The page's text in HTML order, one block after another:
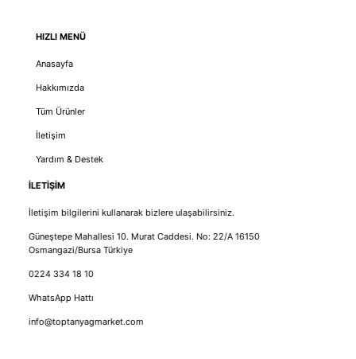
HIZLI MENÜ
Anasayfa
Hakkımızda
Tüm Ürünler
İletişim
Yardım & Destek
İLETİŞİM
İletişim bilgilerini kullanarak bizlere ulaşabilirsiniz.
Güneştepe Mahallesi 10. Murat Caddesi. No: 22/A 16150
Osmangazi/Bursa Türkiye
0224 334 18 10
WhatsApp Hattı
info@toptanyagmarket.com